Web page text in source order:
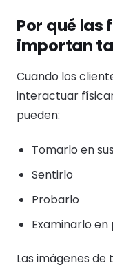
Por qué
importan
Cuando los
interactuar
pueden:
Tomarlo en
Sentirlo
Probarlo
Examinarlo
Las imágenes